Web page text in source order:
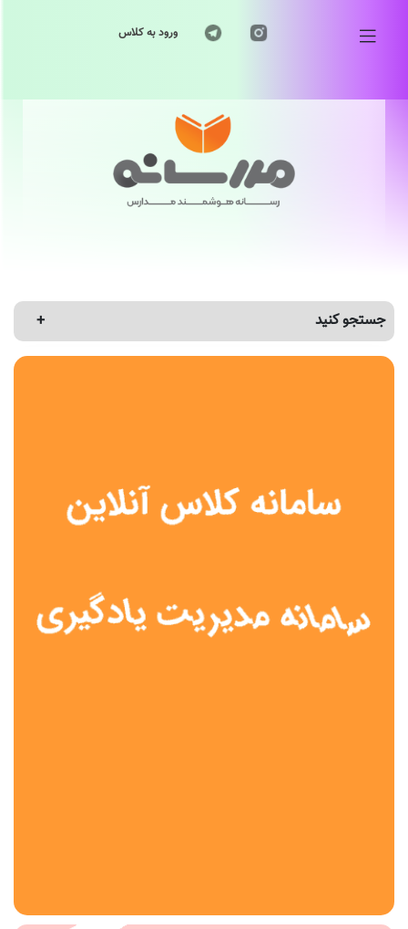
ورود به کلاس
جستجو کنید
نمونه دولتی
هیات امنایی
منطقه